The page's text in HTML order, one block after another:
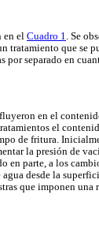
en el Cuadro 1. Se
tratamiento que se
por separado en
en el
el
de fritura.
la presión de
en parte, a los
desde la
que imponen una